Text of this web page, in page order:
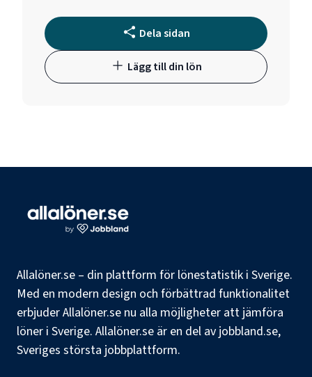
Dela sidan
Lägg till din lön
Allalöner.se – din plattform för lönestatistik i Sverige.
Med en modern design och förbättrad funktionalitet
erbjuder Allalöner.se nu alla möjligheter att jämföra
löner i Sverige. Allalöner.se är en del av jobbland.se,
Sveriges största jobbplattform.